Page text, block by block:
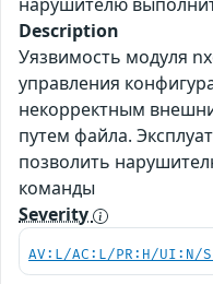
Description
Уязвимость модуля
управления
некорректным
путем файла.
позволить
команды
Severity
AV:L/AC:L/PR:H/